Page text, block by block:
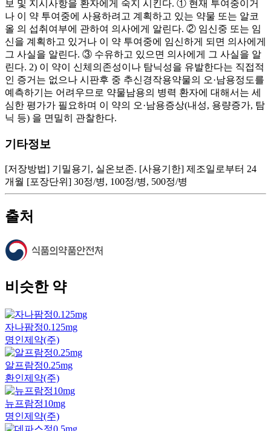
보 및 지시사항을 환자에게 숙지 시킨다. ① 현재 투여중이거
나 이 약 투여중에 사용하려고 계획하고 있는 약물 또는 알코
올 의 섭취여부에 관하여 의사에게 알린다. ② 임신중 또는 임
신을 계획하고 있거나 이 약 투여중에 임신하게 되면 의사에게
그 사실을 알린다. ③ 수유하고 있으면 의사에게 그 사실을 알
린다. 2) 이 약이 신체의존성이나 탐닉성을 유발한다는 직접적
인 증거는 없으나 시판후 중 추신경작용약물의 오·남용정도를
예측하기는 어려우므로 약물남용의 병력 환자에 대해서는 세
심한 평가가 필요하며 이 약의 오·남용증상(내성, 용량증가, 탐
닉 등) 을 면밀히 관찰한다.
기타정보
[저장방법] 기밀용기, 실온보존. [사용기한] 제조일로부터 24
개월 [포장단위] 30정/병, 100정/병, 500정/병
출처
비슷한 약
자나팜정0.125mg
명인제약(주)
알프람정0.25mg
환인제약(주)
뉴프람정10mg
명인제약(주)